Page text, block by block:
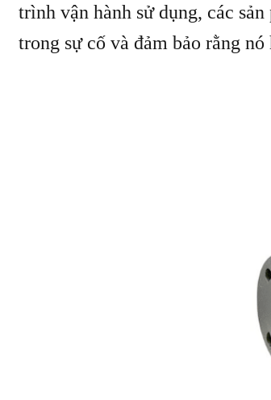
trình vận hành sử dụng, các
trong sự cố và đảm bảo rằng